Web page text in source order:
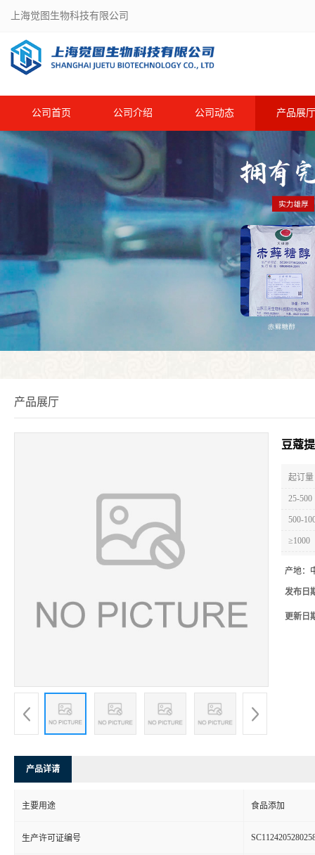
上海觉图生物科技有限公司
公司首页 公司介绍 公司动态 产品展厅
产品展厅
豆蔻
起订
25-500
500-
≥1000
产地：
发布日
更新日
产品详请
主要用途 食品添加
生产许可证编号